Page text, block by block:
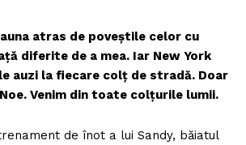
atras de poveștile celor cu
diferite de a mea. Iar New York
auzi la fiecare colț de stradă. Doar
Venim din toate colțurile lumii.
de înot a lui Sandy, băiatul